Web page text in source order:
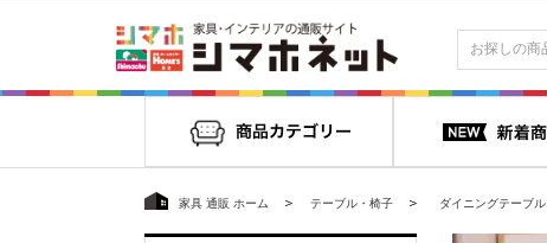
家具 通販 ホーム テーブル・椅子 ダイニングテーブル